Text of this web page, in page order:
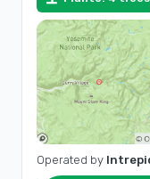
Operated by